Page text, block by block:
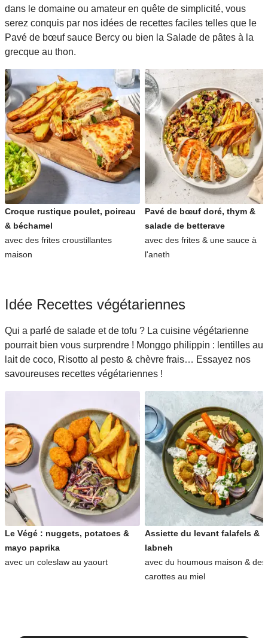
dans le domaine ou amateur en quête de simplicité, vous
serez conquis par nos idées de recettes faciles telles que le
Pavé de bœuf sauce Bercy ou bien la Salade de pâtes à la
grecque au thon.
Croque rustique poulet, poireau
& béchamel
avec des frites croustillantes
maison
Pavé de bœuf doré, thym &
salade de betterave
avec des frites & une sauce à
l'aneth
Idée Recettes végétariennes
Qui a parlé de salade et de tofu ? La cuisine végétarienne
pourrait bien vous surprendre ! Monggo philippin : lentilles au
lait de coco, Risotto al pesto & chèvre frais… Essayez nos
savoureuses recettes végétariennes !
Le Végé : nuggets, potatoes &
mayo paprika
avec un coleslaw au yaourt
Assiette du levant falafels &
labneh
avec du houmous maison & des
carottes au miel